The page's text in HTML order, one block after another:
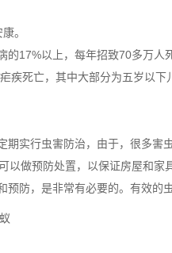
。
17%以上，每年招致70多万人
疾死亡，其中大部分为五岁以下
实行虫害防治，由于，很多害
做预防处置，以保证房屋和家
防，是非常有必要的。有效的